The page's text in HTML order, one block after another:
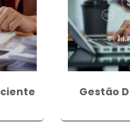
Gestão